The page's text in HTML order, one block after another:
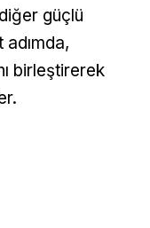
güçlü
adımda,
birleştirerek